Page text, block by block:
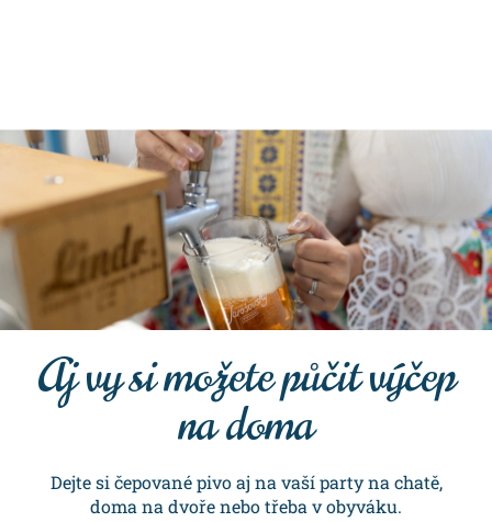
Aj vy si možete půčit výčep
na doma
Dejte si čepované pivo aj na vaší party na chatě,
doma na dvoře nebo třeba v obyváku.